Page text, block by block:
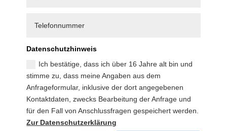
Datenschutzhinweis
Ich bestätige, dass ich über 16 Jahre alt bin und
stimme zu, dass meine Angaben aus dem
Anfrageformular, inklusive der dort angegebenen
Kontaktdaten, zwecks Bearbeitung der Anfrage und
für den Fall von Anschlussfragen gespeichert werden.
Zur Datenschutzerklärung